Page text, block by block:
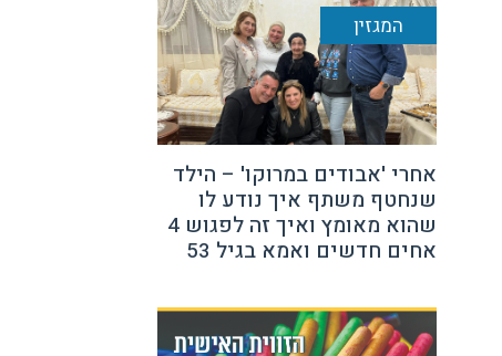
המגזין
אחרי 'אבודים במרוקו' – הילד
שנחטף משתף איך נודע לו
שהוא מאומץ ואיך זה לפגוש 4
אחים חדשים ואמא בגיל 53